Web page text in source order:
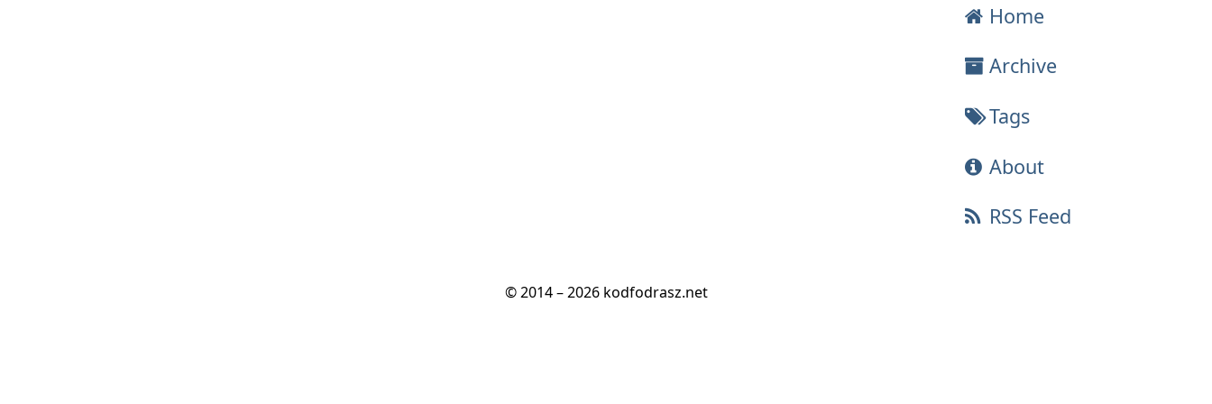
Home
Archive
Tags
About
RSS Feed
© 2014 – 2026 kodfodrasz.net